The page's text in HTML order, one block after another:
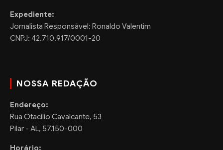
Expediente:
Jornalista Responsável: Ronaldo Valentim
CNPJ: 42.710.917/0001-20
NOSSA REDAÇÃO
Endereço:
Rua Otacilio Cavalcante, 53
Pilar - AL, 57.150-000
Horário: